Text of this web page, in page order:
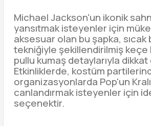
Michael Jackson'un ikonik
yansıtmak isteyenler için
aksesuar olan bu şapka, sıcak
tekniğiyle şekillendirilmiş keçe
pullu kumaş detaylarıyla
Etkinliklerde, kostüm
organizasyonlarda Pop'un
canlandırmak isteyenler için
seçenektir.